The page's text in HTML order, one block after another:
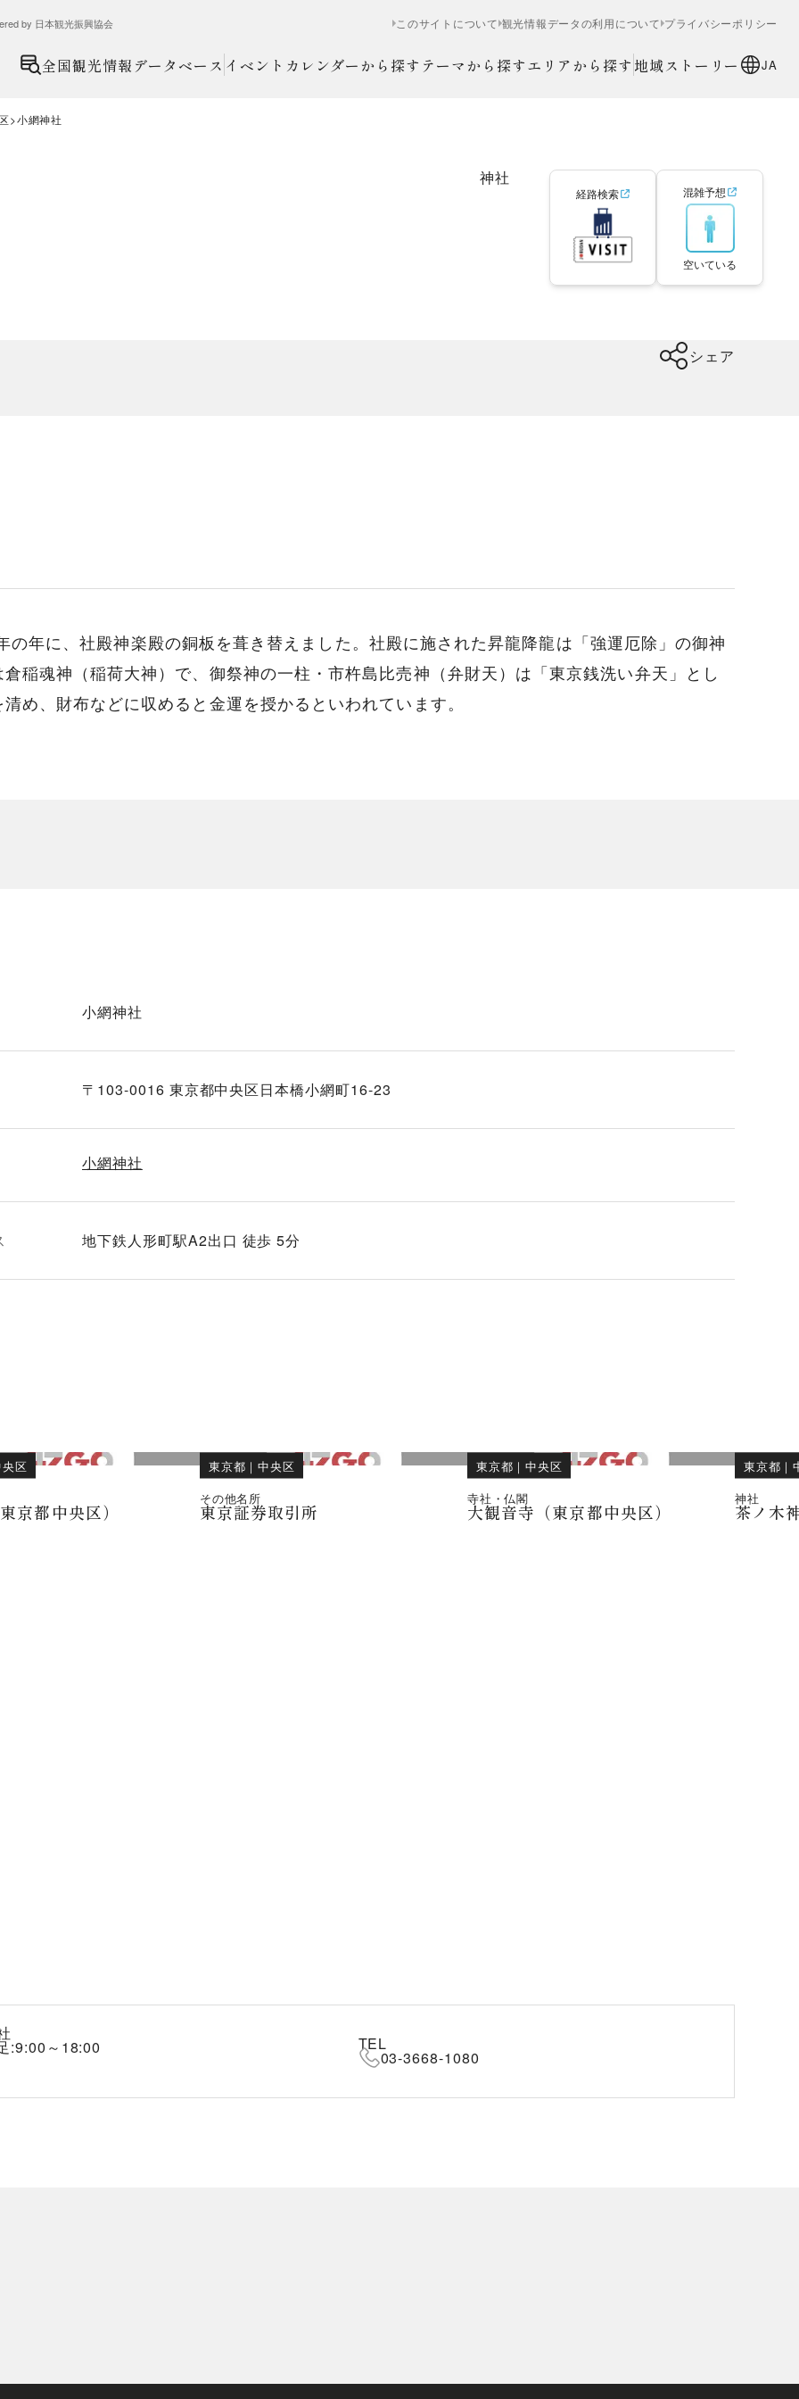
by 日本観光振興協会 このサイトについて 観光情報データの利用について プライバシーポリシー
全国観光情報データベース イベントカレンダーから探す テーマから探すエリアから探す 地域ストーリー JA
小網神社
神社
経路検索 混雑予想
空いている
シェア
年に、社殿神楽殿の銅板を葺き替えました。社殿に施された昇龍降龍は「強運厄除」の御神
稲魂神（稲荷大神）で、御祭神の一柱・市杵島比売神（弁財天）は「東京銭洗い弁天」とし
め、財布などに収めると金運を授かるといわれています。
小網神社
〒103-0016 東京都中央区日本橋小網町16-23
小網神社
地下鉄人形町駅A2出口 徒歩 5分
区
京都中央区）
東京都 ｜中央区
その他名所
東京証券取引所
東京都 ｜中央区
寺社・仏閣
大観音寺（東京都中央区）
東京都 ｜
神社
茶ノ木
:9:00～18:00 TEL
03-3668-1080